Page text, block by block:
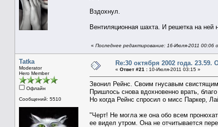
Вздохнул.
Вентиляционная шахта. И решетка на ней
« Последнее редактирование: 16-Июля-2011 00:06
Tatka
Moderator
Hero Member
Офлайн
Сообщений: 5510
Re:30 октября 2002 года. 23.59.
« Ответ #21 : 10-Июля-2011 03:15 »
Звонил Рейнс. Своим гнусавым
Пришлось снова вдохновенно врать,
Но когда Рейнс спросил о мисс Паркер,
"Черт! Не могла же она обо всем
ее видел утром. Она не отчитывается